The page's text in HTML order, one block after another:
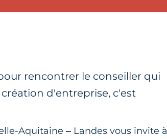
rencontrer le conseiller qui
d'entreprise, c'est
Aquitaine – Landes vous invite à